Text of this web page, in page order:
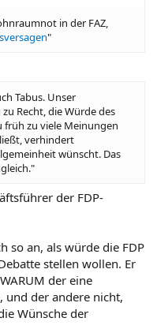
in der FAZ,
"
Tabus. Unser
Recht, die Würde des
früh zu viele Meinungen
verhindert
wünscht. Das
der FDP-
so an, als würde die FDP
stellen wollen. Er
der eine
und der andere nicht,
Wünsche der